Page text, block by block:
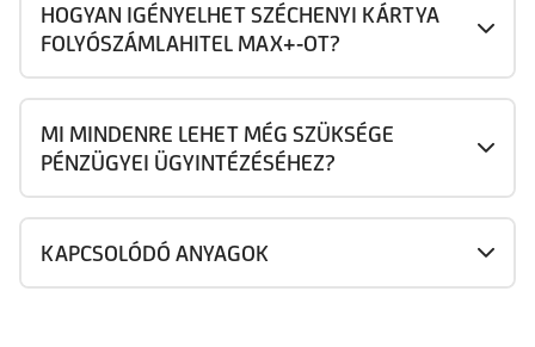
HOGYAN IGÉNYELHET SZÉCHENYI KÁRTYA
FOLYÓSZÁMLAHITEL MAX+-OT?
MI MINDENRE LEHET MÉG SZÜKSÉGE
PÉNZÜGYEI ÜGYINTÉZÉSÉHEZ?
KAPCSOLÓDÓ ANYAGOK